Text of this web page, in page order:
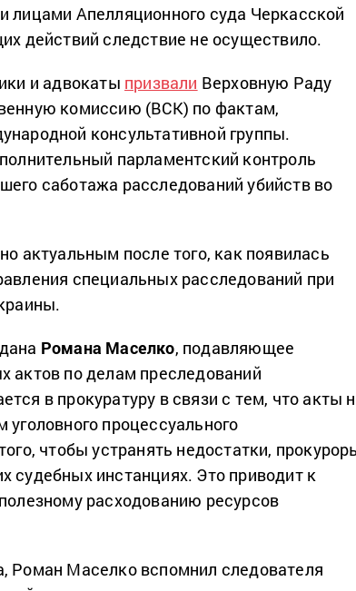
лицами Апелляционного суда Черкасской
действий следствие не осуществило.
и адвокаты призвали Верховную Раду
комиссию (ВСК) по фактам,
консультативной группы.
парламентский контроль
саботажа расследований убийств во
актуальным после того, как появилась
специальных расследований при
Романа Маселко, подавляющее
актов по делам преследований
в прокуратуру в связи с тем, что акты
процессуального
чтобы устранять недостатки,
инстанциях. Это приводит к
расходованию ресурсов
Роман Маселко вспомнил следователя